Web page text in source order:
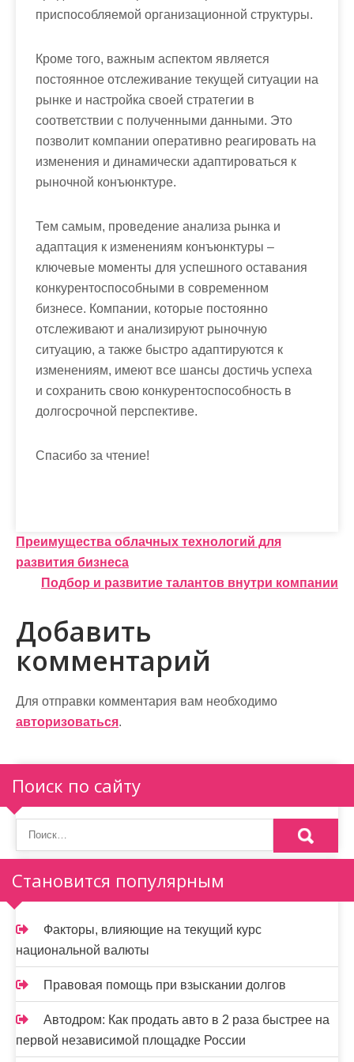
приспособляемой организационной структуры.
Кроме того, важным аспектом является
постоянное отслеживание текущей ситуации на
рынке и настройка своей стратегии в
соответствии с полученными данными. Это
позволит компании оперативно реагировать на
изменения и динамически адаптироваться к
рыночной конъюнктуре.
Тем самым, проведение анализа рынка и
адаптация к изменениям конъюнктуры –
ключевые моменты для успешного оставания
конкурентоспособными в современном
бизнесе. Компании, которые постоянно
отслеживают и анализируют рыночную
ситуацию, а также быстро адаптируются к
изменениям, имеют все шансы достичь успеха
и сохранить свою конкурентоспособность в
долгосрочной перспективе.
Спасибо за чтение!
Н
а
и
г
а
ц
я
п
о
з
а
п
и
с
я
м
Преимущества облачных технологий для
развития бизнеса
Подбор и развитие талантов внутри компании
Добавить
комментарий
Для отправки комментария вам необходимо
авторизоваться.
Поиск по сайту
Становится популярным
Факторы, влияющие на текущий курс
национальной валюты
Правовая помощь при взыскании долгов
Автодром: Как продать авто в 2 раза быстрее на
первой независимой площадке России